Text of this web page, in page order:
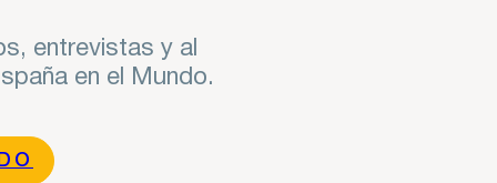
entrevistas y al
en el Mundo.